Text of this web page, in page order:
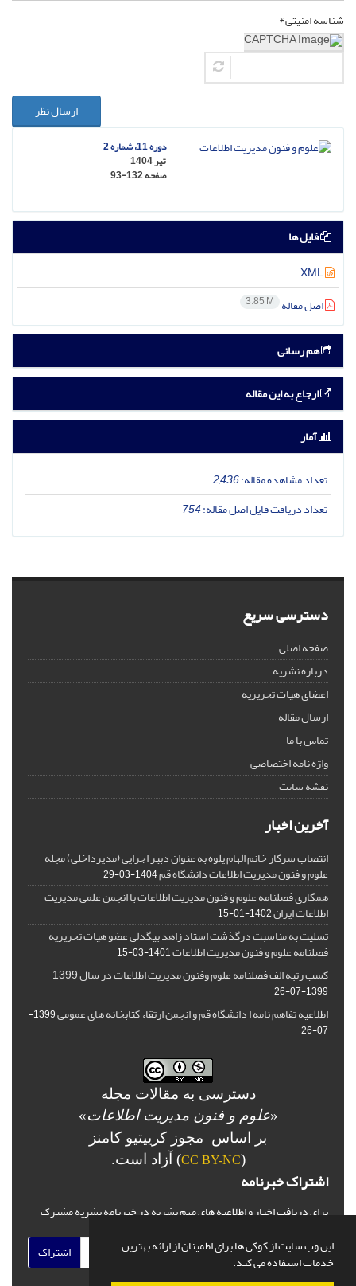
این وب سایت از کوکی ها برای اطمینان از ارائه بهترین
خدمات استفاده می کند.
شناسه امنیتی *
ارسال نظر
دوره 11، شماره 2
تیر 1404
صفحه93-132
فایل ها
اصل مقاله 3.85 M
هم رسانی
ارجاع به این مقاله
آمار
تعداد مشاهده مقاله:2,436
تعداد دریافت فایل اصل مقاله:754
دسترسی سریع
صفحه اصلی
درباره نشریه
اعضای هیات تحریریه
ارسال مقاله
تماس با ما
واژه نامه اختصاصی
نقشه سایت
آخرین اخبار
انتصاب سرکار خانم الهام یلوه به عنوان دبیر اجرایی (مدیرداخلی) مجله
علوم و فنون مدیریت اطلاعات دانشگاه قم1404-03-29
همکاری فصلنامه علوم و فنون مدیریت اطلاعات با انجمن علمی مدیریت
اطلاعات ایران1402-01-15
تسلیت به مناسبت درگذشت استاد زاهد بیگدلی عضو هیات تحریریه
فصلنامه علوم و فنون مدیریت اطلاعات1401-03-15
کسب رتبه الف فصلنامه علوم وفنون مدیریت اطلاعات در سال 1399
1399-07-26
اطلاعیه تفاهم نامه ا دانشگاه قم و انجمن ارتقاء کتابخانه های عمومی
1399-
07-26
دسترسی به مقالات مجله
«علوم و فنون مدیریت اطلاعات»
بر اساس مجوز کرییتیو کامنز
(
CC BY-NC) آزاد است.
اشتراک خبرنامه
برای دریافت اخبار و اطلاعیه های مهم نشریه در خبرنامه نشریه مشترک
اشتراک